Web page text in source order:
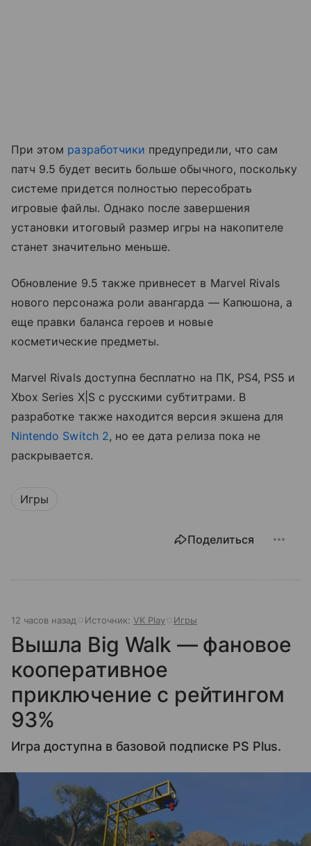
При этом разработчики предупредили, что сам
патч 9.5 будет весить больше обычного, поскольку
системе придется полностью пересобрать
игровые файлы. Однако после завершения
установки итоговый размер игры на накопителе
станет значительно меньше.
Обновление 9.5 также привнесет в Marvel Rivals
нового персонажа роли авангарда — Капюшона, а
еще правки баланса героев и новые
косметические предметы.
Marvel Rivals доступна бесплатно на ПК, PS4, PS5 и
Xbox Series X|S с русскими субтитрами. В
разработке также находится версия экшена для
Nintendo Switch 2, но ее дата релиза пока не
раскрывается.
Игры
Поделиться
12 часов назад Источник: VK Play Игры
Вышла Big Walk — фановое
кооперативное
приключение с рейтингом
93%
Игра доступна в базовой подписке PS Plus.